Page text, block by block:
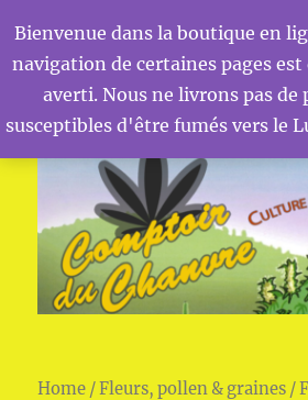
Comptoir du
Home /Fleurs, pollen & graines /
Bienvenue dans la boutique en
navigation de certaines pages
averti. Nous ne livrons pas de
susceptibles d'être fumés vers le